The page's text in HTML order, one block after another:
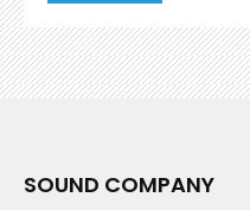
SOUND COMPANY